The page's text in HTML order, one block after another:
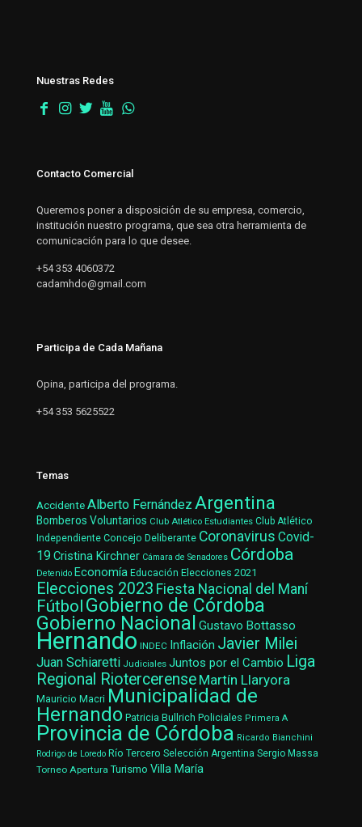
Nuestras Redes
Contacto Comercial
Queremos poner a disposición de su empresa, comercio,
institución nuestro programa, que sea otra herramienta de
comunicación para lo que desee.
+54 353 4060372
cadamhdo@gmail.com
Participa de Cada Mañana
Opina, participa del programa.
+54 353 5625522
Temas
AccidenteAlberto Fernández Argentina
Bomberos Voluntarios Club Atlético Estudiantes Club Atlético
Independiente Concejo Deliberante Coronavirus Covid-
19 Cristina Kirchner Cámara de Senadores Córdoba
Detenido Economía Educación Elecciones 2021
Elecciones 2023 Fiesta Nacional del Maní
Fútbol Gobierno de Córdoba
Gobierno Nacional Gustavo Bottasso
Hernando INDEC Inflación Javier Milei
Juan Schiaretti Judiciales Juntos por el Cambio Liga
Regional Riotercerense Martín Llaryora
Mauricio Macri Municipalidad de
Hernando Patricia Bullrich Policiales Primera A
Provincia de Córdoba Ricardo Bianchini
Rodrigo de Loredo Río Tercero Selección Argentina Sergio Massa
Torneo Apertura Turismo Villa María